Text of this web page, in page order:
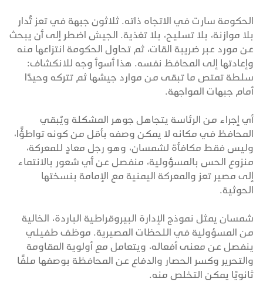
الحكومة سارت في الاتجاه ذاته. ثلاثون جبهة في تعز تُدار
بلا موازنة، بلا تسليح، بلا تغذية. الجيش اضطر إلى أن يبحث
عن مورد عبر ضريبة القات، ثم تحاول الحكومة انتزاعها منه
وإعادتها إلى المحافظ نفسه. هذا أسوأ وجه للانكشاف:
سلطة تمتص ما تبقى من موارد جيشها ثم تتركه وحيدًا
أمام جبهات المواجهة.
أي إجراء من الرئاسة يتجاهل جوهر المشكلة ويُبقي
المحافظ في مكانه لا يمكن وصفه بأقل من كونه تواطؤًا،
وليس فقط مكافأة لشمسان، وهو رجل معادٍ للمعركة،
منزوع الحس بالمسؤولية، منفصل عن أي شعور بالانتماء
إلى مصير تعز والمعركة اليمنية مع الإمامة بنسختها
الحوثية.
شمسان يمثل نموذج الإدارة البيروقراطية الباردة، الخالية
من المسؤولية في اللحظات المصيرية. موظف طفيلي
ينفصل عن معنى أفعاله، ويتعامل مع أولوية المقاومة
والتحرير وكسر الحصار والدفاع عن المحافظة بوصفها ملفًا
ثانويًا يمكن التخلص منه.